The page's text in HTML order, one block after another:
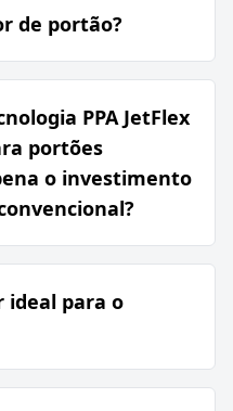
de portão?
PPA JetFlex
portões
o investimento
ideal para o